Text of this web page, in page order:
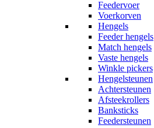
Feedervoer
Voerkorven
Hengels
Feeder hengels
Match hengels
Vaste hengels
Winkle pickers
Hengelsteunen
Achtersteunen
Afsteekrollers
Banksticks
Feedersteunen